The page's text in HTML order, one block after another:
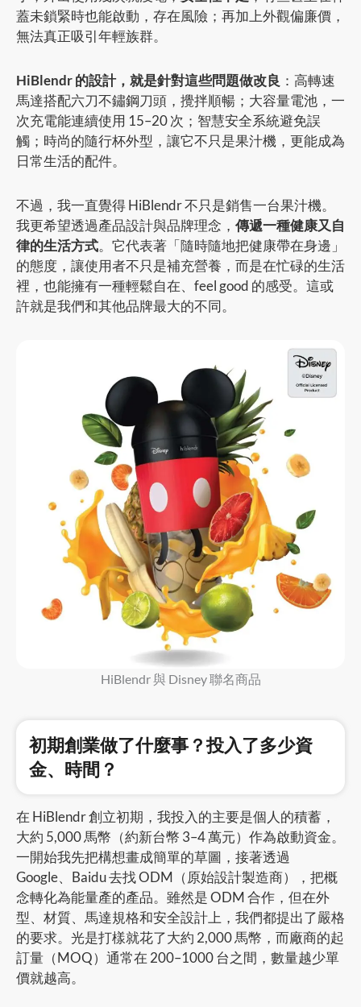
蓋未鎖緊時也能啟動，存在風險；再加上外觀偏廉價，
無法真正吸引年輕族群。
HiBlendr 的設計，就是針對這些問題做改良 ：高轉速
馬達搭配六刀不鏽鋼刀頭，攪拌順暢；大容量電池，一
次充電能連續使用 15–20 次；智慧安全系統避免誤
觸；時尚的隨行杯外型，讓它不只是果汁機，更能成為
日常生活的配件。
不過，我一直覺得 HiBlendr 不只是銷售一台果汁機。
我更希望透過產品設計與品牌理念， 傳遞一種健康又自
律的生活方式。它代表著「隨時隨地把健康帶在身邊」
的態度，讓使用者不只是補充營養，而是在忙碌的生活
裡，也能擁有一種輕鬆自在、feel good 的感受。這或
許就是我們和其他品牌最大的不同。
HiBlendr 與 Disney 聯名商品
初期創業做了什麼事？投入了多少資
金、時間？
在 HiBlendr 創立初期，我投入的主要是個人的積蓄，
大約 5,000 馬幣（約新台幣 3–4 萬元）作為啟動資金。
一開始我先把構想畫成簡單的草圖，接著透過
Google、Baidu 去找 ODM（原始設計製造商），把概
念轉化為能量產的產品。雖然是 ODM 合作，但在外
型、材質、馬達規格和安全設計上，我們都提出了嚴格
的要求。光是打樣就花了大約 2,000 馬幣，而廠商的起
訂量（MOQ）通常在 200–1000 台之間，數量越少單
價就越高。